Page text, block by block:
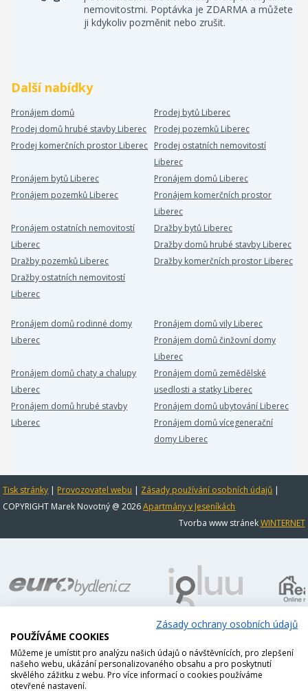
nemovitostmi. Poptávka je ZDARMA a můžete
ji kdykoliv pozměnit nebo zrušit.
Další nabídky
Pronájem domů
Prodej bytů Liberec
Prodej domů hrubé stavby Liberec
Prodej pozemků Liberec
Prodej komerčních prostor Liberec Prodej ostatních nemovitostí
Liberec
Pronájem bytů Liberec
Pronájem domů Liberec
Pronájem pozemků Liberec
Pronájem komerčních prostor
Liberec
Pronájem ostatních nemovitostí
Liberec
Dražby bytů Liberec
Dražby domů hrubé stavby Liberec
Dražby pozemků Liberec
Dražby komerčních prostor Liberec
Dražby ostatních nemovitostí
Liberec
Pronájem domů rodinné domy
Liberec
Pronájem domů vily Liberec
Pronájem domů činžovní domy
Liberec
Pronájem domů chaty a chalupy
Liberec
Pronájem domů zemědělské
usedlosti a statky Liberec
Pronájem domů hrubé stavby
Liberec
Pronájem domů ubytování Liberec
Pronájem domů vícegenerační
domy Liberec
Tisk stránky | Provozovatel webu | Zásady používání osobních údajů |
COPYRIGHT Marek Novotný @ 2026Apartmány v Jeseníkách
Tvorba www stránekWINTERNET
Zásady ochrany osobních údajů
POUŽÍVÁME COOKIES
Můžeme je umístit pro analýzu našich údajů o návštěvnících, pro zlepšení
našeho webu, ukázání personalizovaného obsahu a pro poskytnutí
skvělého zážitku z webu. Pro více informací o cookies používáme
otevřené nastavení.